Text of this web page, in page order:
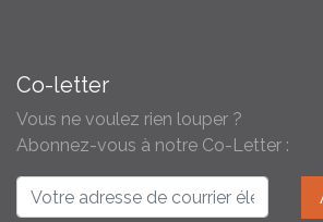
Co-letter
Vous ne voulez rien louper ?
Abonnez-vous à notre Co-Letter :